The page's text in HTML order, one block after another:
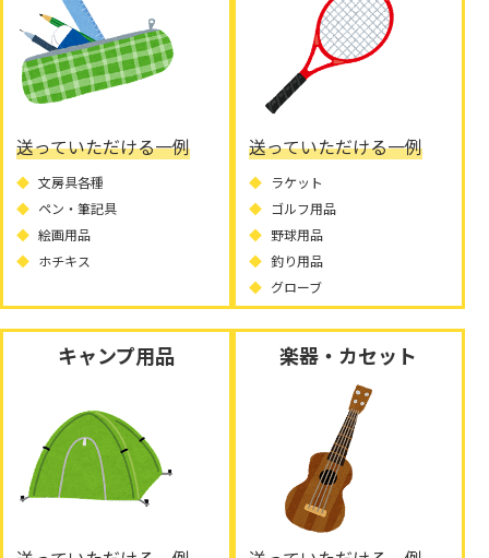
送っていただける一例
文房具各種
ペン・筆記具
絵画用品
ホチキス
送っていただける一例
ラケット
ゴルフ用品
野球用品
釣り用品
グローブ
キャンプ用品 楽器・カセット